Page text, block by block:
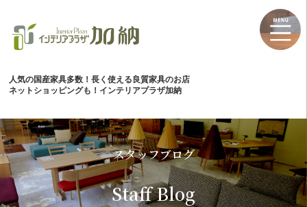
人気の国産家具多数！長く使える良質家具のお店
ネットショッピングも！インテリアプラザ加納
スタッフブログ
Staff Blog